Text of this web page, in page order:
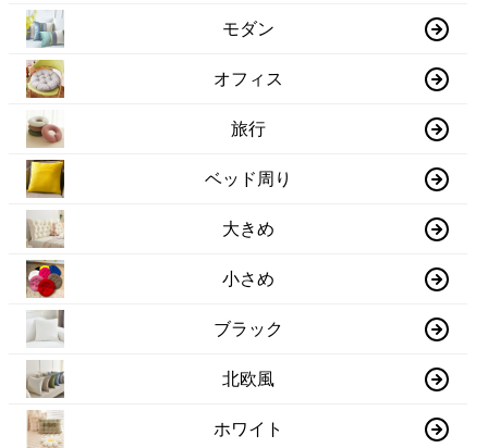
モダン
オフィス
旅行
ベッド周り
大きめ
小さめ
ブラック
北欧風
ホワイト